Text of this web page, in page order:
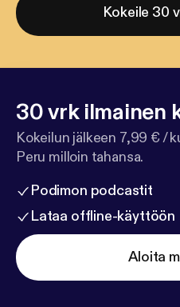
Kokeile 30
30 vrk ilmainen
Kokeilun jälkeen 7,99 € /
Peru milloin tahansa.
Podimon podcastit
Lataa offline-käyttöön
Aloita